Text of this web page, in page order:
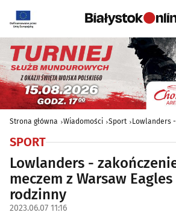
Strona główna Wiadomości Sport Lowlanders
SPORT
Lowlanders -
meczem z Warsaw
rodzinny
2023.06.07 11:16